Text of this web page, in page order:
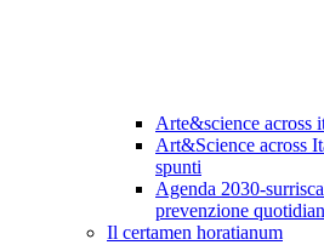
Arte&science across
Art&Science across
spunti
Agenda 2030-
prevenzione
Il certamen horatianum